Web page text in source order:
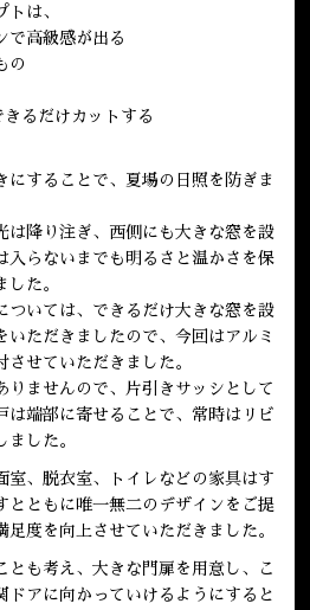
は、
で高級感が出る
の
るだけカットする
にすることで、夏場の日照を防ぎま
は降り注ぎ、西側にも大きな窓を設
入らないまでも明るさと温かさを保
た。
ついては、できるだけ大きな窓を設
いただきましたので、今回はアルミ
せていただきました。
りませんので、片引きサッシとして
は端部に寄せることで、常時はリビ
ました。
室、脱衣室、トイレなどの家具はす
とともに唯一無二のデザインをご提
度を向上させていただきました。
とも考え、大きな門扉を用意し、こ
ドアに向かっていけるようにすると